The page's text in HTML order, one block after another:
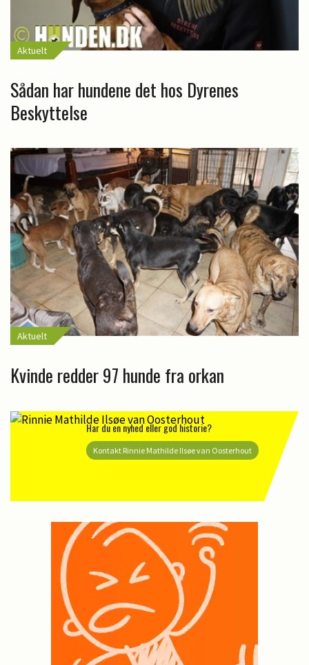
Aktuelt
Sådan har hundene det hos Dyrenes
Beskyttelse
Aktuelt
Kvinde redder 97 hunde fra orkan
Har du en nyhed eller god historie?
Kontakt Rinnie Mathilde Ilsøe van Oosterhout